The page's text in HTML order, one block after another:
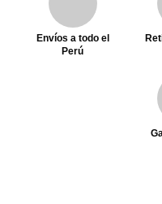
Envíos a todo el
Perú